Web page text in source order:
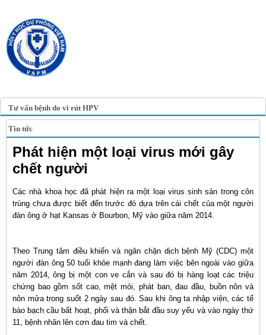
Tư vấn bệnh do vi rút HPV
Tin tức
Phát hiện một loại virus mới gây
chết người
Các nhà khoa học đã phát hiện ra một loại virus sinh sản trong côn
trùng chưa được biết đến trước đó dựa trên cái chết của một người
đàn ông ở hạt Kansas ở Bourbon, Mỹ vào giữa năm 2014.
Theo Trung tâm điều khiển và ngăn chặn dịch bệnh Mỹ (CDC) một
người đàn ông 50 tuổi khỏe mạnh đang làm việc bên ngoài vào giữa
năm 2014, ông bị một con ve cắn và sau đó bị hàng loạt các triệu
chứng bao gồm sốt cao, mệt mỏi, phát ban, đau đầu, buồn nôn và
nôn mửa trong suốt 2 ngày sau đó. Sau khi ông ta nhập viện, các tế
bào bạch cầu bất hoạt, phổi và thận bắt đầu suy yếu và vào ngày thứ
11, bệnh nhân lên cơn đau tim và chết.